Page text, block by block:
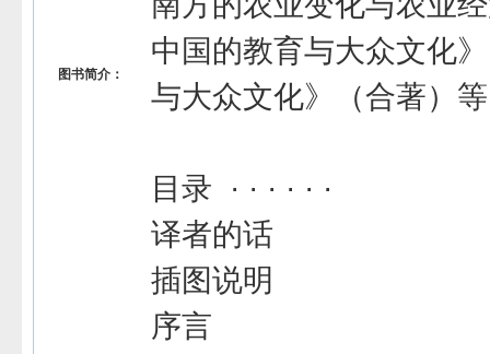
图书简介：
中国的教育与大众文化
与大众文化》（合著）
目录 · · · · · ·
译者的话
插图说明
序言